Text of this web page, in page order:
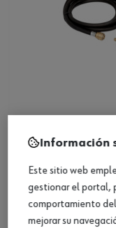
Información
Este sitio web
gestionar el portal,
comportamiento
mejorar su